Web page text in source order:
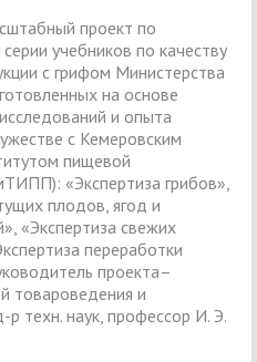
проект по
учебников по качеству
с грифом Министерства
на основе
и опыта
с Кемеровским
пищевой
«Экспертиза грибов»,
плодов, ягод и
«Экспертиза свежих
переработки
проекта–
товароведения и
р техн. наук, профессор И. Э.